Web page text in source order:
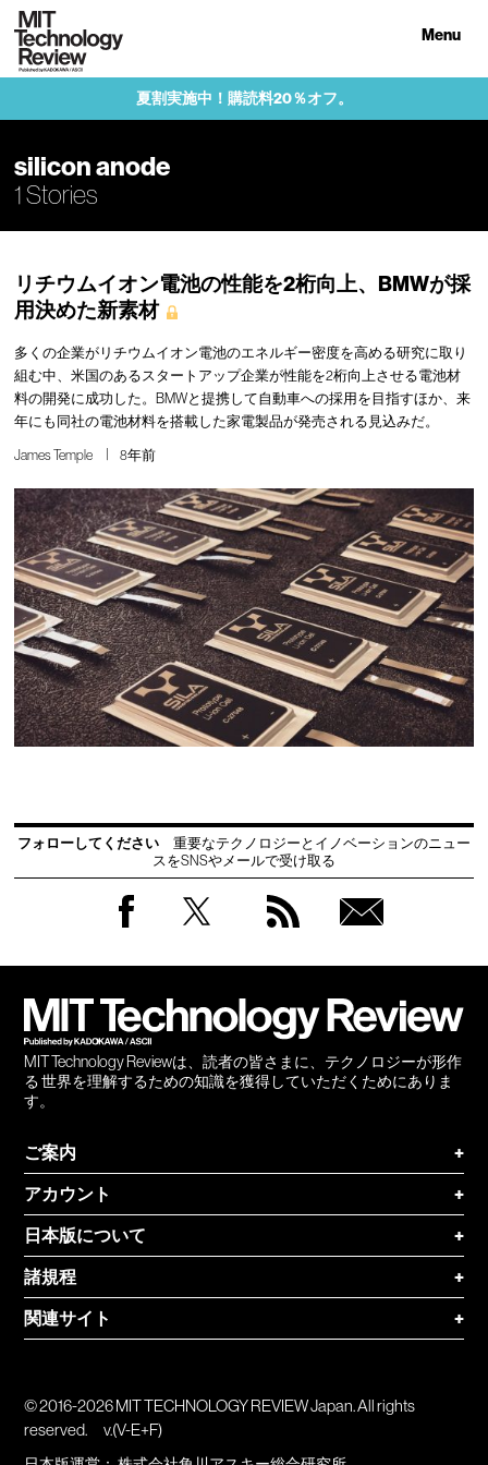
Menu
夏割実施中！購読料20％オフ。
silicon anode
1 Stories
リチウムイオン電池の性能を2桁向上、BMWが採
用決めた新素材
多くの企業がリチウムイオン電池のエネルギー密度を高める研究に取り
組む中、米国のあるスタートアップ企業が性能を2桁向上させる電池材
料の開発に成功した。BMWと提携して自動車への採用を目指すほか、来
年にも同社の電池材料を搭載した家電製品が発売される見込みだ。
James Temple 8年前
フォローしてください
重要なテクノロジーとイノベーションのニュー
スをSNSやメールで受け取る
MIT Technology Reviewは、読者の皆さまに、テクノロジーが形作
る 世界を理解するための知識を獲得していただくためにありま
す。
ご案内
+
アカウント
+
日本版について
+
諸規程
+
関連サイト
+
© 2016-2026 MIT TECHNOLOGY REVIEW Japan. All rights
reserved.
v.(V-E+F)